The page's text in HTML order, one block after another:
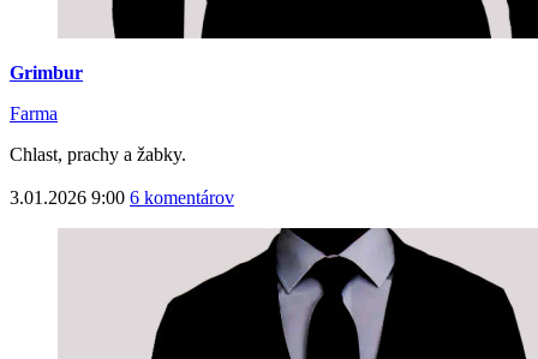
Grimbur
Farma
Chlast, prachy a žabky.
3.01.2026 9:00 6 komentárov